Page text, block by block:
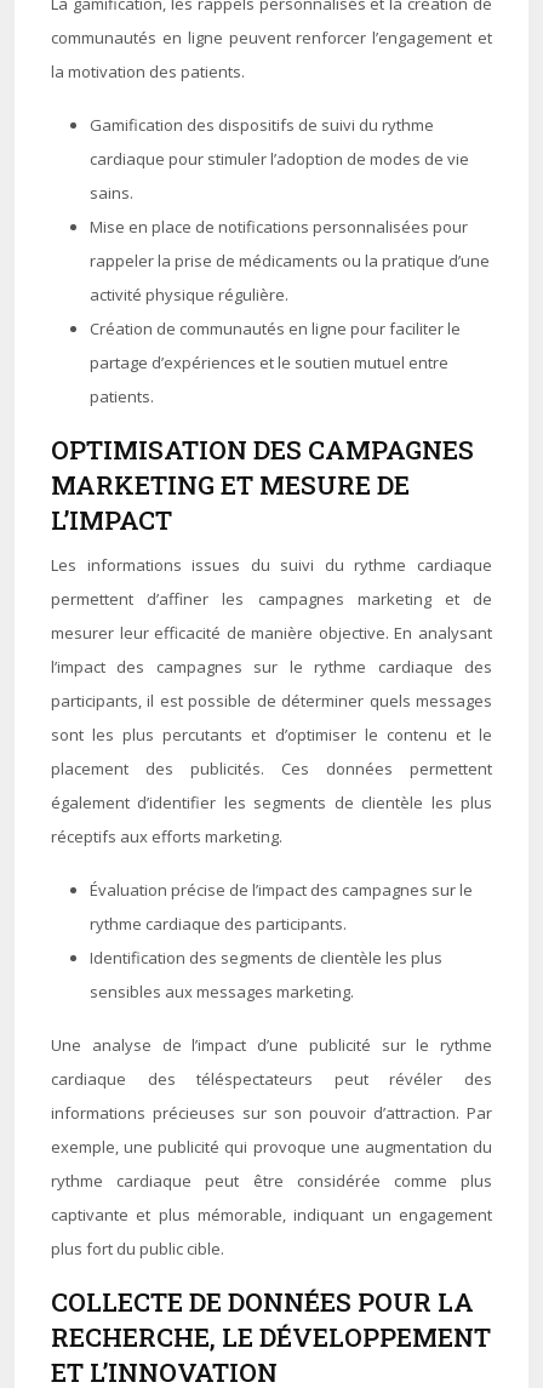
communautés en ligne peuvent renforcer l’engagement et
la motivation des patients.
Gamification des dispositifs de suivi du rythme
cardiaque pour stimuler l’adoption de modes de vie
sains.
Mise en place de notifications personnalisées pour
rappeler la prise de médicaments ou la pratique d’une
activité physique régulière.
Création de communautés en ligne pour faciliter le
partage d’expériences et le soutien mutuel entre
patients.
OPTIMISATION DES CAMPAGNES
MARKETING ET MESURE DE
L’IMPACT
Les informations issues du suivi du rythme cardiaque
permettent d’affiner les campagnes marketing et de
mesurer leur efficacité de manière objective. En analysant
l’impact des campagnes sur le rythme cardiaque des
participants, il est possible de déterminer quels messages
sont les plus percutants et d’optimiser le contenu et le
placement des publicités. Ces données permettent
également d’identifier les segments de clientèle les plus
réceptifs aux efforts marketing.
Évaluation précise de l’impact des campagnes sur le
rythme cardiaque des participants.
Identification des segments de clientèle les plus
sensibles aux messages marketing.
Une analyse de l’impact d’une publicité sur le rythme
cardiaque des téléspectateurs peut révéler des
informations précieuses sur son pouvoir d’attraction. Par
exemple, une publicité qui provoque une augmentation du
rythme cardiaque peut être considérée comme plus
captivante et plus mémorable, indiquant un engagement
plus fort du public cible.
COLLECTE DE DONNÉES POUR LA
RECHERCHE, LE DÉVELOPPEMENT
ET L’INNOVATION